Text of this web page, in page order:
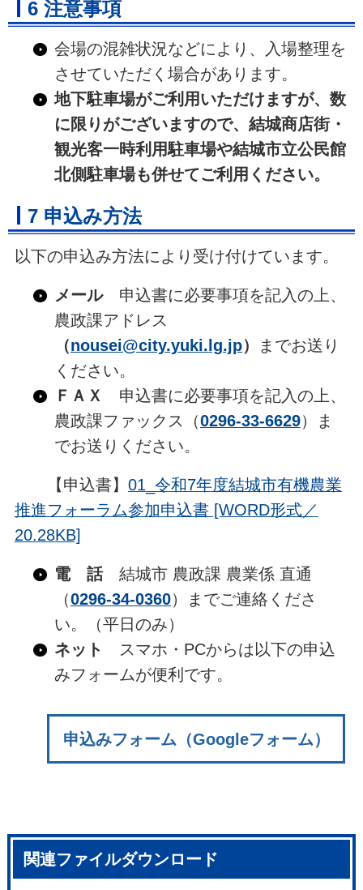
6 注意事項
会場の混雑状況などにより、入場整理を
させていただく場合があります。
地下駐車場がご利用いただけますが、数
に限りがございますので、結城商店街・
観光客一時利用駐車場や結城市立公民館
北側駐車場も併せてご利用ください。
7 申込み方法
以下の申込み方法により受け付けています。
メール 申込書に必要事項を記入の上、
農政課アドレス
（nousei@city.yuki.lg.jp）
までお送り
ください。
ＦＡＸ 申込書に必要事項を記入の上、
農政課ファックス（0296-33-6629）ま
でお送りください。
【申込書】 01_令和7年度結城市有機農業
推進フォーラム参加申込書 [WORD形式／
20.28KB]
電 話 結城市 農政課 農業係 直通
（0296-34-0360）までご連絡くださ
い。（平日のみ）
ネット
スマホ・PCからは以下の申込
みフォームが便利です。
申込みフォーム（Googleフォーム）
関連ファイルダウンロード